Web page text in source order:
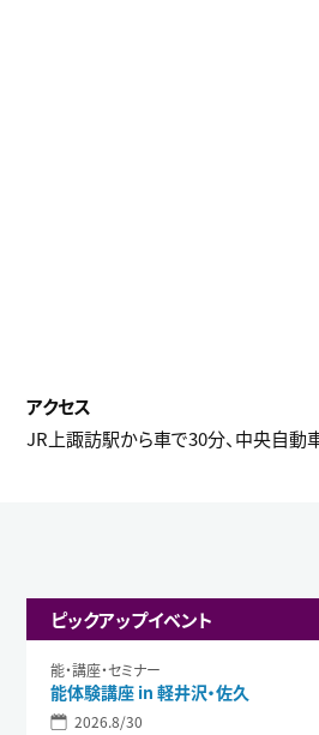
JR上諏訪駅から車で30分、中央自動
ピックアップイベント
能・講座・セミナー
能体験講座 in 軽井沢・佐久
2026.8/30